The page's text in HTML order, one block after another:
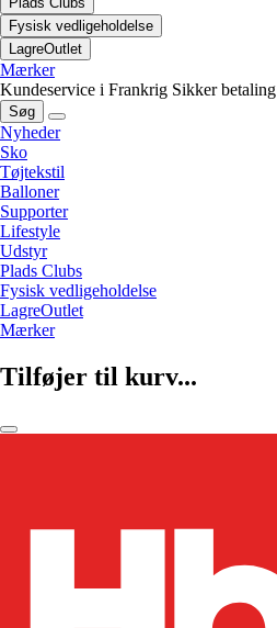
Fysisk vedligeholdelse
LagreOutlet
Mærker
Kundeservice i Frankrig Sikker betaling
Søg
Nyheder
Sko
Tøjtekstil
Balloner
Supporter
Lifestyle
Udstyr
Plads Clubs
Fysisk vedligeholdelse
LagreOutlet
Mærker
Tilføjer til kurv...